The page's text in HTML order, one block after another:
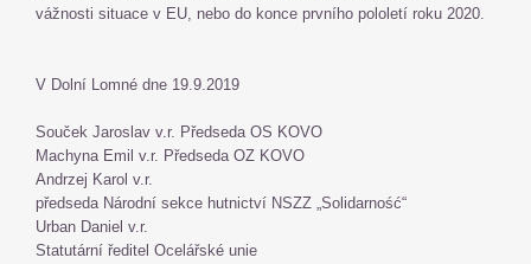
vážnosti situace v EU, nebo do konce prvního pololetí roku 2020.
V Dolní Lomné dne 19.9.2019
Souček Jaroslav v.r. Předseda OS KOVO
Machyna Emil v.r. Předseda OZ KOVO
Andrzej Karol v.r.
předseda Národní sekce hutnictví NSZZ „Solidarność“
Urban Daniel v.r.
Statutární ředitel Ocelářské unie